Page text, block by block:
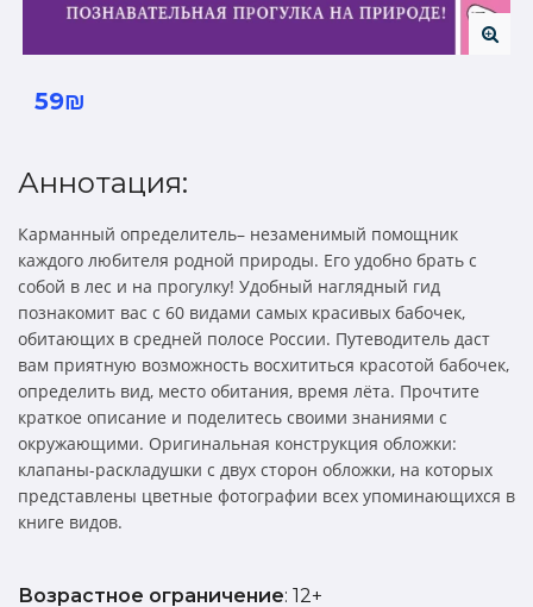
59₪
Аннотация:
Карманный определитель– незаменимый помощник
каждого любителя родной природы. Его удобно брать с
собой в лес и на прогулку! Удобный наглядный гид
познакомит вас с 60 видами самых красивых бабочек,
обитающих в средней полосе России. Путеводитель даст
вам приятную возможность восхититься красотой бабочек,
определить вид, место обитания, время лёта. Прочтите
краткое описание и поделитесь своими знаниями с
окружающими. Оригинальная конструкция обложки:
клапаны-раскладушки с двух сторон обложки, на которых
представлены цветные фотографии всех упоминающихся в
книге видов.
Возрастное ограничение: 12+